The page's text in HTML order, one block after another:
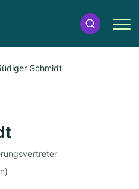
Schmidt